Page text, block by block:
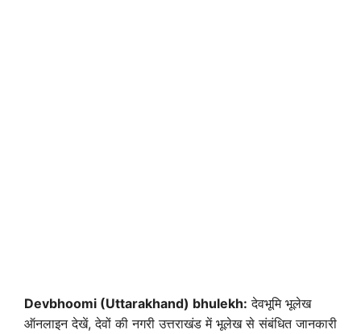
Devbhoomi (Uttarakhand) bhulekh: देवभूमि भूलेख
ऑनलाइन देखें, देवों की नगरी उत्तराखंड में भूलेख से संबंधित जानकारी